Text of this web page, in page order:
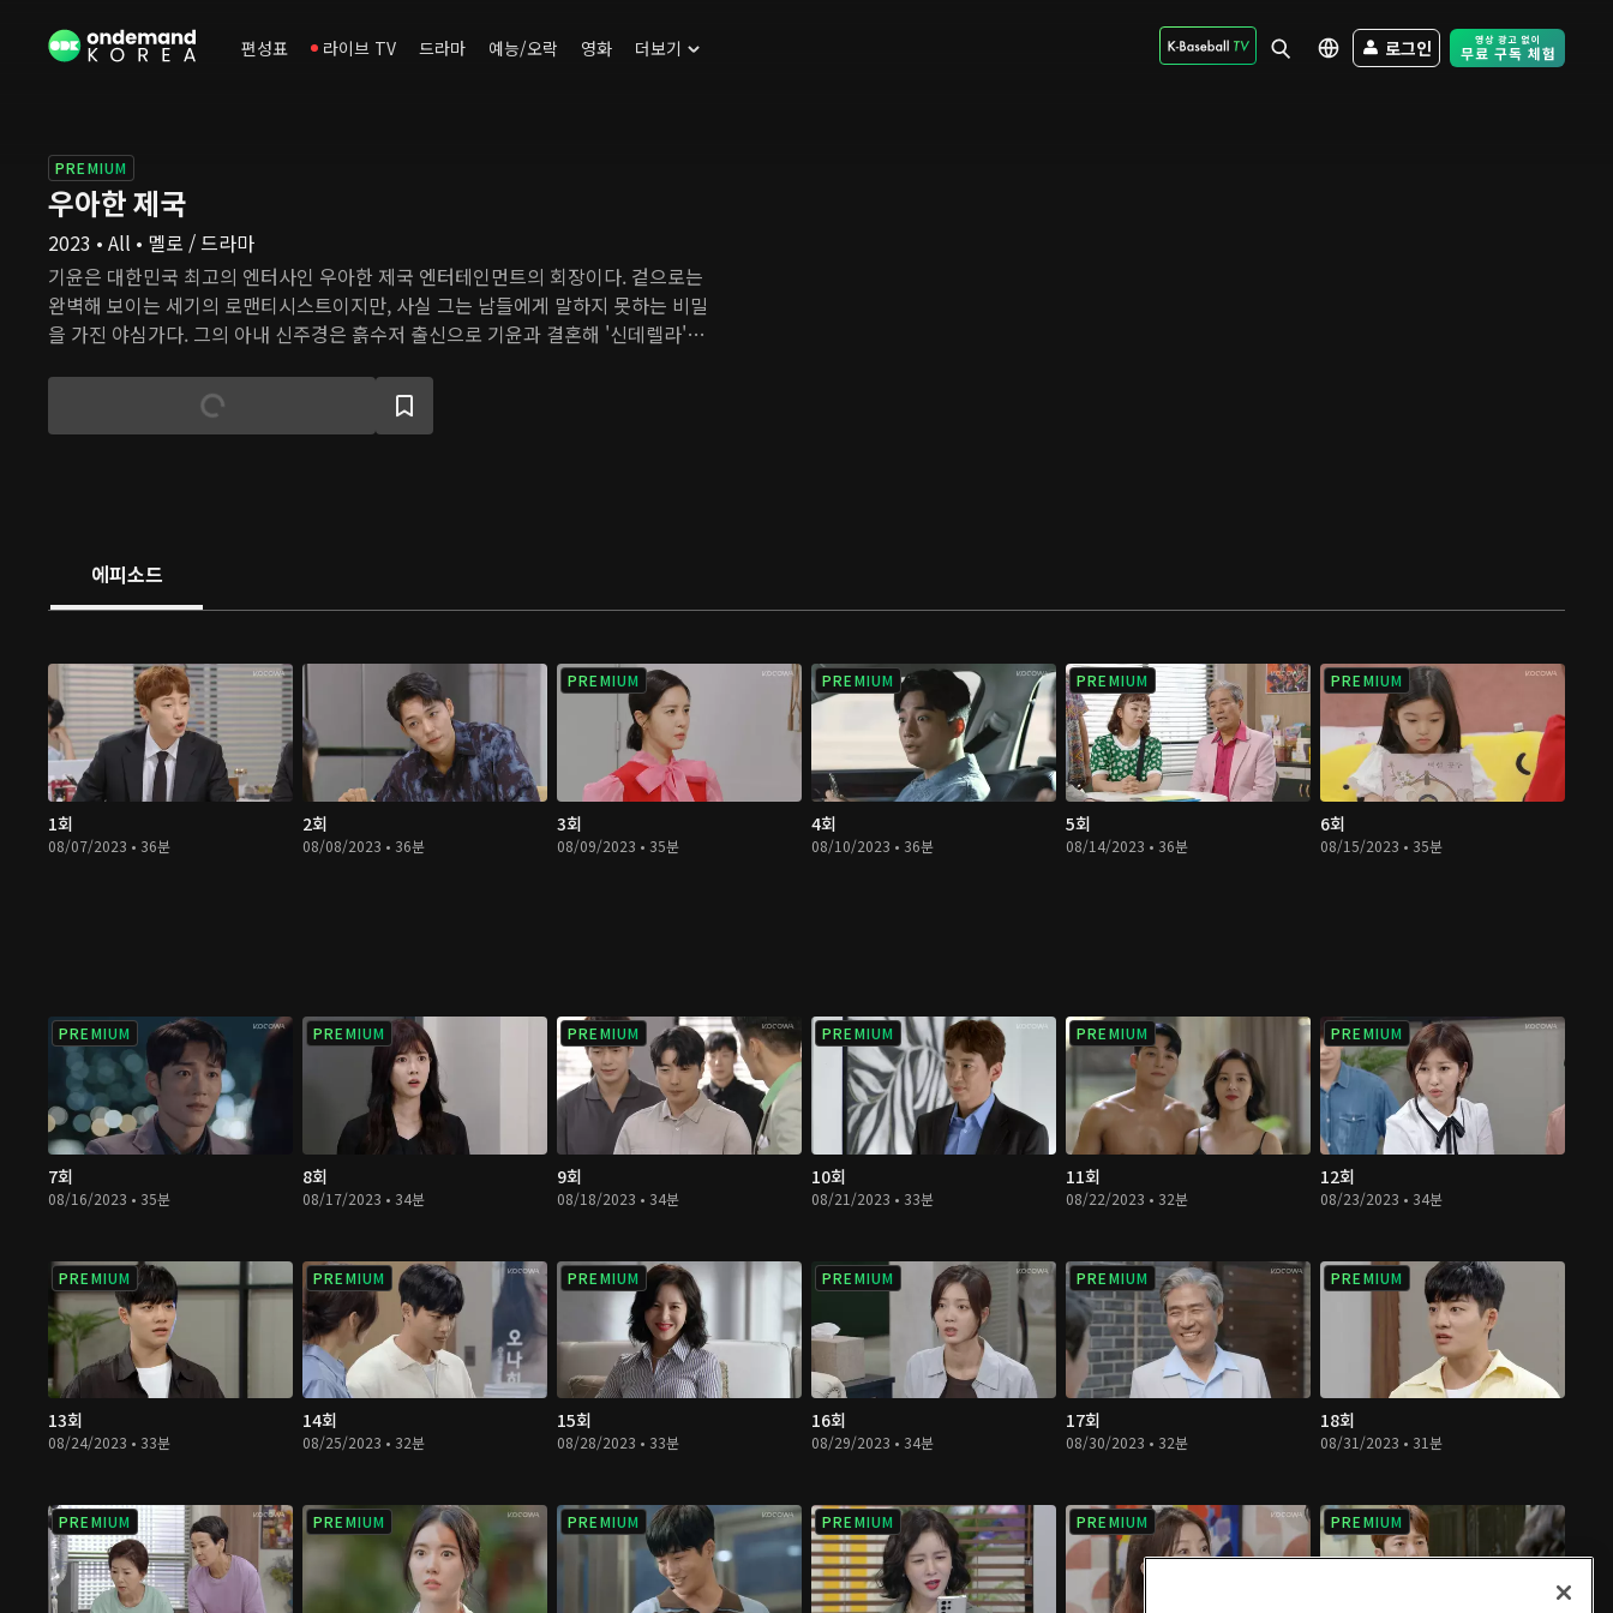
편성표 라이브 TV 드라마 예능/오락 영화 더보기 로그인 Free Trial -
PREMIUM
우아한 제국
2023 • All • 멜로 / 드라마
기윤은 대한민국 최고의 엔터사인 우아한 제국 엔터테인먼트의 회장이다. 겉으로는
완벽해 보이는 세기의 로맨티시스트이지만, 사실 그는 남들에게 말하지 못하는 비밀
을 가진 야심가다. 그의 아내 신주경은 흙수저 출신으로 기윤과 결혼해 '신데렐라'가
못한 사건으로 모든 것을 빼앗긴다. 어머니의 반대를 무릅쓰고 배우가 된 우혁은 어느
날 갑자기 사라진 스승 주경을 그리워한다. 그 순간, 주경과 똑같이 생긴 서희재가 그
에피소드
1회
08/07/2023 • 36분
2회
08/08/2023 • 36분
PREMIUM
3회
08/09/2023 • 35분
PREMIUM
4회
08/10/2023 • 36분
PREMIUM
5회
08/14/2023 • 36분
PREMIUM
6회
08/15/2023 • 35분
PREMIUM
7회
08/16/2023 • 35분
PREMIUM
8회
08/17/2023 • 34분
PREMIUM
9회
08/18/2023 • 34분
PREMIUM
10회
08/21/2023 • 33분
PREMIUM
11회
08/22/2023 • 32분
PREMIUM
12회
08/23/2023 • 34분
PREMIUM
13회
08/24/2023 • 33분
PREMIUM
14회
08/25/2023 • 32분
PREMIUM
15회
08/28/2023 • 33분
PREMIUM
16회
08/29/2023 • 34분
PREMIUM
17회
08/30/2023 • 32분
PREMIUM
18회
08/31/2023 • 31분
PREMIUM PREMIUM PREMIUM PREMIUM PREMIUM PREMIUM